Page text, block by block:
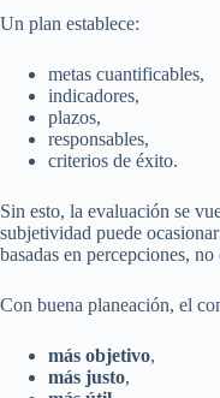
Un plan establece:
metas cuantificables,
indicadores,
plazos,
responsables,
criterios de éxito.
Sin esto, la evaluación se
subjetividad puede
basadas en percepciones,
Con buena planeación, el
más objetivo,
más justo,